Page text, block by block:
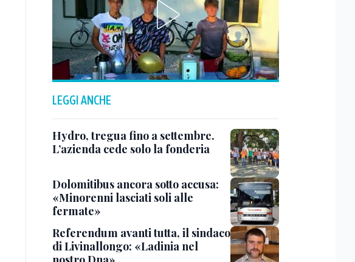
LEGGI ANCHE
Hydro, tregua fino a settembre.
L’azienda cede solo la fonderia
Dolomitibus ancora sotto accusa:
«Minorenni lasciati soli alle
fermate»
Referendum avanti tutta, il sindaco
di Livinallongo: «Ladinia nel